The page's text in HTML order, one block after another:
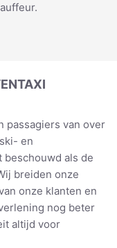
passagiers van over
en
als de
breiden onze
onze klanten en
nog beter
altijd voor